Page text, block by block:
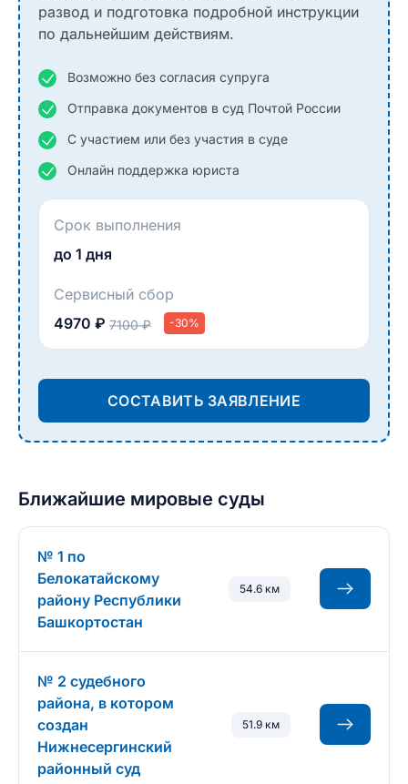
развод и подготовка подробной инструкции
по дальнейшим действиям.
Возможно без согласия супруга
Отправка документов в суд Почтой России
С участием или без участия в суде
Онлайн поддержка юриста
Срок выполнения
до 1 дня
Сервисный сбор
4970 ₽ 7100 ₽ -30%
СОСТАВИТЬ ЗАЯВЛЕНИЕ
Ближайшие мировые суды
№ 1 по
Белокатайскому
району Республики
Башкортостан
54.6 км
№ 2 судебного
района, в котором
создан
Нижнесергинский
районный суд
51.9 км